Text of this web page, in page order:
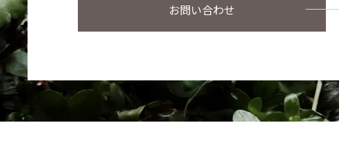
お問い合わせ